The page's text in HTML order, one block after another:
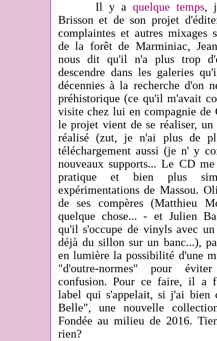
Il y a quelque temps,
Brisson et de son projet
complaintes et autres
de la forêt de Marminiac,
nous dit qu'il n'a plus trop
descendre dans les galeries
décennies à la recherche d'on
préhistorique (ce qu'il m'avait
visite chez lui en compagnie
le projet vient de se réaliser,
réalisé (zut, je n'ai plus de
téléchargement aussi (je n' y
nouveaux supports... Le CD
pratique et bien plus
expérimentations de Massou.
de ses compères (Matthieu
quelque chose... - et Julien
qu'il s'occupe de vinyls avec
déjà du sillon sur un banc...),
en lumière la possibilité d'une
"d'outre-normes" pour
confusion. Pour ce faire, il a
label qui s'appelait, si j'ai bien
Belle", une nouvelle
Fondée au milieu de 2016.
rien?